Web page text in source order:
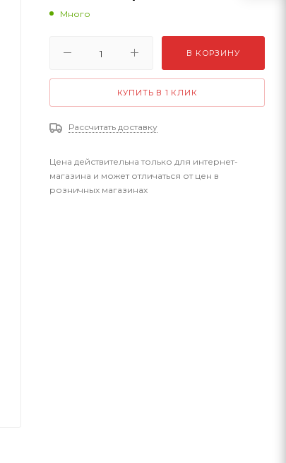
Много
В КОРЗИНУ
КУПИТЬ В 1 КЛИК
Рассчитать доставку
Цена действительна только для интернет-
магазина и может отличаться от цен в
розничных магазинах